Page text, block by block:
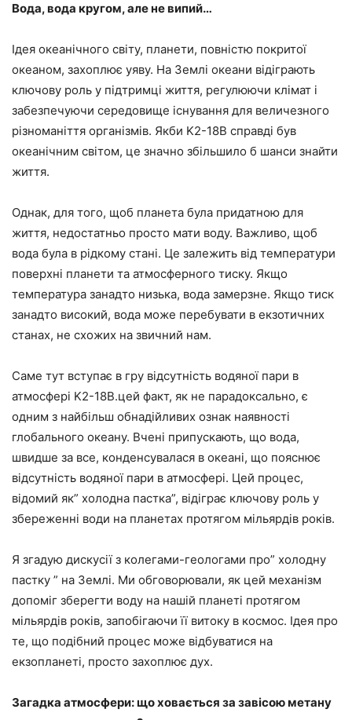
Вода, вода кругом, але не випий…
Ідея океанічного світу, планети, повністю покритої
океаном, захоплює уяву. На Землі океани відіграють
ключову роль у підтримці життя, регулюючи клімат і
забезпечуючи середовище існування для величезного
різноманіття організмів. Якби K2-18B справді був
океанічним світом, це значно збільшило б шанси знайти
життя.
Однак, для того, щоб планета була придатною для
життя, недостатньо просто мати воду. Важливо, щоб
вода була в рідкому стані. Це залежить від температури
поверхні планети та атмосферного тиску. Якщо
температура занадто низька, вода замерзне. Якщо тиск
занадто високий, вода може перебувати в екзотичних
станах, не схожих на звичний нам.
Саме тут вступає в гру відсутність водяної пари в
атмосфері K2-18B.цей факт, як не парадоксально, є
одним з найбільш обнадійливих ознак наявності
глобального океану. Вчені припускають, що вода,
швидше за все, конденсувалася в океані, що пояснює
відсутність водяної пари в атмосфері. Цей процес,
відомий як” холодна пастка”, відіграє ключову роль у
збереженні води на планетах протягом мільярдів років.
Я згадую дискусії з колегами-геологами про” холодну
пастку ” на Землі. Ми обговорювали, як цей механізм
допоміг зберегти воду на нашій планеті протягом
мільярдів років, запобігаючи її витоку в космос. Ідея про
те, що подібний процес може відбуватися на
екзопланеті, просто захоплює дух.
Загадка атмосфери: що ховається за завісою метану